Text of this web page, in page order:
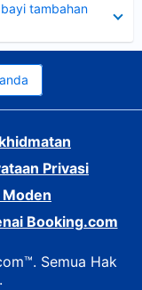
tambahan
Privasi
Moden
Booking.com
Semua Hak